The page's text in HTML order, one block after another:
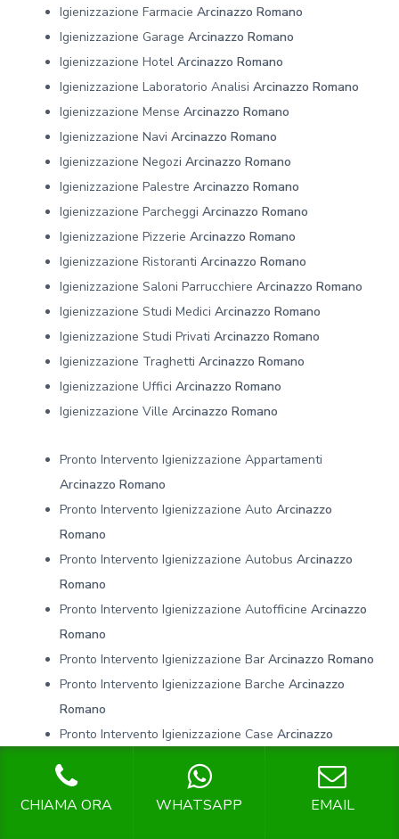
Igienizzazione Farmacie Arcinazzo Romano
Igienizzazione Garage Arcinazzo Romano
Igienizzazione Hotel Arcinazzo Romano
Igienizzazione Laboratorio Analisi Arcinazzo Romano
Igienizzazione Mense Arcinazzo Romano
Igienizzazione Navi Arcinazzo Romano
Igienizzazione Negozi Arcinazzo Romano
Igienizzazione Palestre Arcinazzo Romano
Igienizzazione Parcheggi Arcinazzo Romano
Igienizzazione Pizzerie Arcinazzo Romano
Igienizzazione Ristoranti Arcinazzo Romano
Igienizzazione Saloni Parrucchiere Arcinazzo Romano
Igienizzazione Studi Medici Arcinazzo Romano
Igienizzazione Studi Privati Arcinazzo Romano
Igienizzazione Traghetti Arcinazzo Romano
Igienizzazione Uffici Arcinazzo Romano
Igienizzazione Ville Arcinazzo Romano
Pronto Intervento Igienizzazione Appartamenti
Arcinazzo Romano
Pronto Intervento Igienizzazione Auto Arcinazzo
Romano
Pronto Intervento Igienizzazione Autobus Arcinazzo
Romano
Pronto Intervento Igienizzazione Autofficine Arcinazzo
Romano
Pronto Intervento Igienizzazione Bar Arcinazzo Romano
Pronto Intervento Igienizzazione Barche Arcinazzo
Romano
Pronto Intervento Igienizzazione Case Arcinazzo
Pronto Intervento Igienizzazione Case Di Riposo
Arcinazzo Romano
CHIAMA ORA WHATSAPP EMAIL